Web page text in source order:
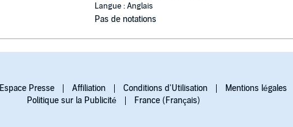
Langue : Anglais
Pas de notations
Espace Presse Affiliation Conditions d'Utilisation Mentions légales
Politique sur la Publicité
France (Français)